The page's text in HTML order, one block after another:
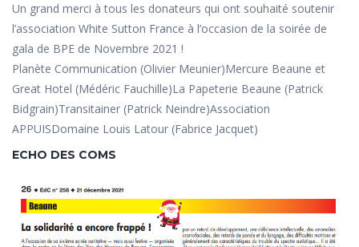
Un grand merci à tous les donateurs qui ont souhaité soutenir
l’association White Sutton France à l’occasion de la soirée de
gala de BPE de Novembre 2021 !
Planète Communication (Olivier Meunier)Mercure Beaune et
Great Hotel (Médéric Fauchille)La Papeterie Beaune (Patrick
Bidgrain)Transitainer (Patrick Neindre)Association
APPUISDomaine Louis Latour (Fabrice Jacquet)
ECHO DES COMS